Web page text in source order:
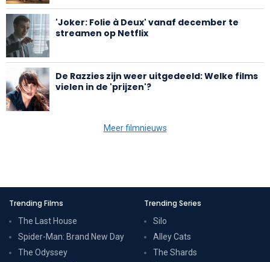
'Joker: Folie à Deux' vanaf december te
streamen op Netflix
De Razzies zijn weer uitgedeeld: Welke films
vielen in de 'prijzen'?
Meer filmnieuws
Trending Films
The Last House
Spider-Man: Brand New Day
The Odyssey
Trending Series
Silo
Alley Cats
The Shards